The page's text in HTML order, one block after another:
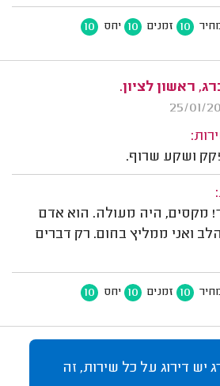
10 זמנים 10 יחס 10
ראשון לציון.
ושקע שרוף.
מקסים, היה מעולה. הוא אדם
ואני ממליץ בחום. רק דברים
10 זמנים 10 יחס 10
יש דירוג על כל שירות, זה